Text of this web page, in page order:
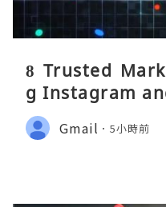
8 Trusted
g Instagram
Gmail 5小時前